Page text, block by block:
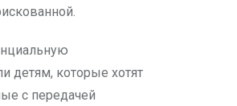
детям, которые хотят
с передачей